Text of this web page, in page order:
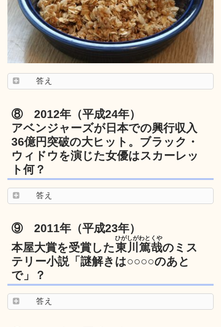
答え
⑧ 2012年（平成24年）
アベンジャーズが日本での興行収入
36億円突破の大ヒット。ブラック・
ウィドウを演じた女優はスカーレッ
ト何？
答え
⑨ 2011年（平成23年）
本屋大賞を受賞した東川篤哉
ひがしがわとくや
のミス
テリー小説「謎解きは○○○○のあと
で」？
答え